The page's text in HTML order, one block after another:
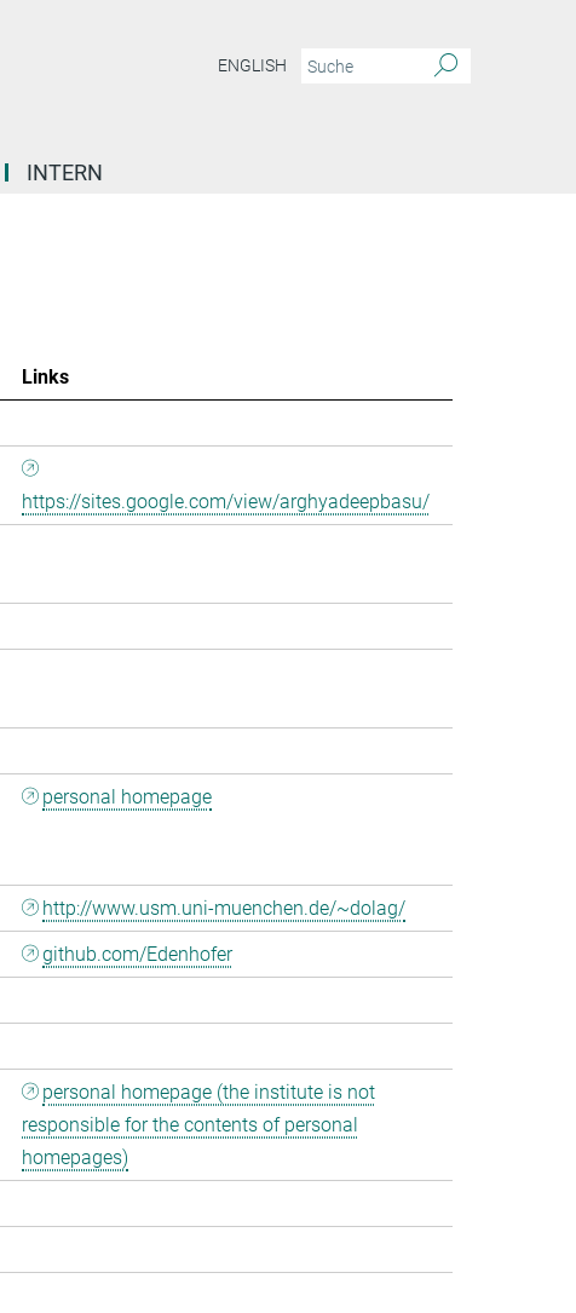
ENGLISH
INTERN
Links
https://sites.google.com/view/arghyadeepbasu/
personal homepage
http://www.usm.uni-muenchen.de/~dolag/
github.com/Edenhofer
personal homepage (the institute is not
responsible for the contents of personal
homepages)